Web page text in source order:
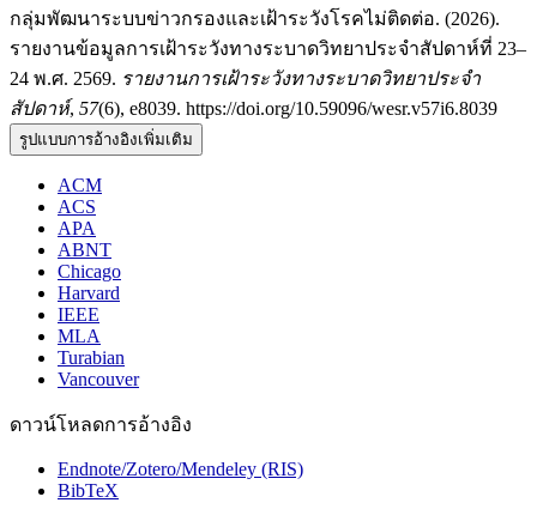
กลุ่มพัฒนาระบบข่าวกรองและเฝ้าระวังโรคไม่ติดต่อ. (2026).
รายงานข้อมูลการเฝ้าระวังทางระบาดวิทยาประจำสัปดาห์ที่ 23–
24 พ.ศ. 2569. รายงานการเฝ้าระวังทางระบาดวิทยาประจำ
สัปดาห์, 57(6), e8039. https://doi.org/10.59096/wesr.v57i6.8039
รูปแบบการอ้างอิงเพิ่มเติม
ACM
ACS
APA
ABNT
Chicago
Harvard
IEEE
MLA
Turabian
Vancouver
ดาวน์โหลดการอ้างอิง
Endnote/Zotero/Mendeley (RIS)
BibTeX